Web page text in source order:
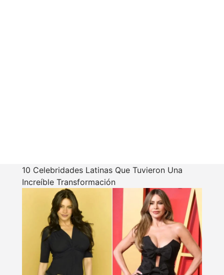
10 Celebridades Latinas Que Tuvieron Una
Increíble Transformación